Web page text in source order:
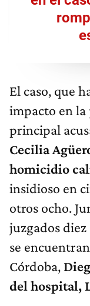
El caso, que
impacto en
principal
Cecilia
homicidio
insidioso en
otros ocho.
juzgados
se
Córdoba,
del hospital,